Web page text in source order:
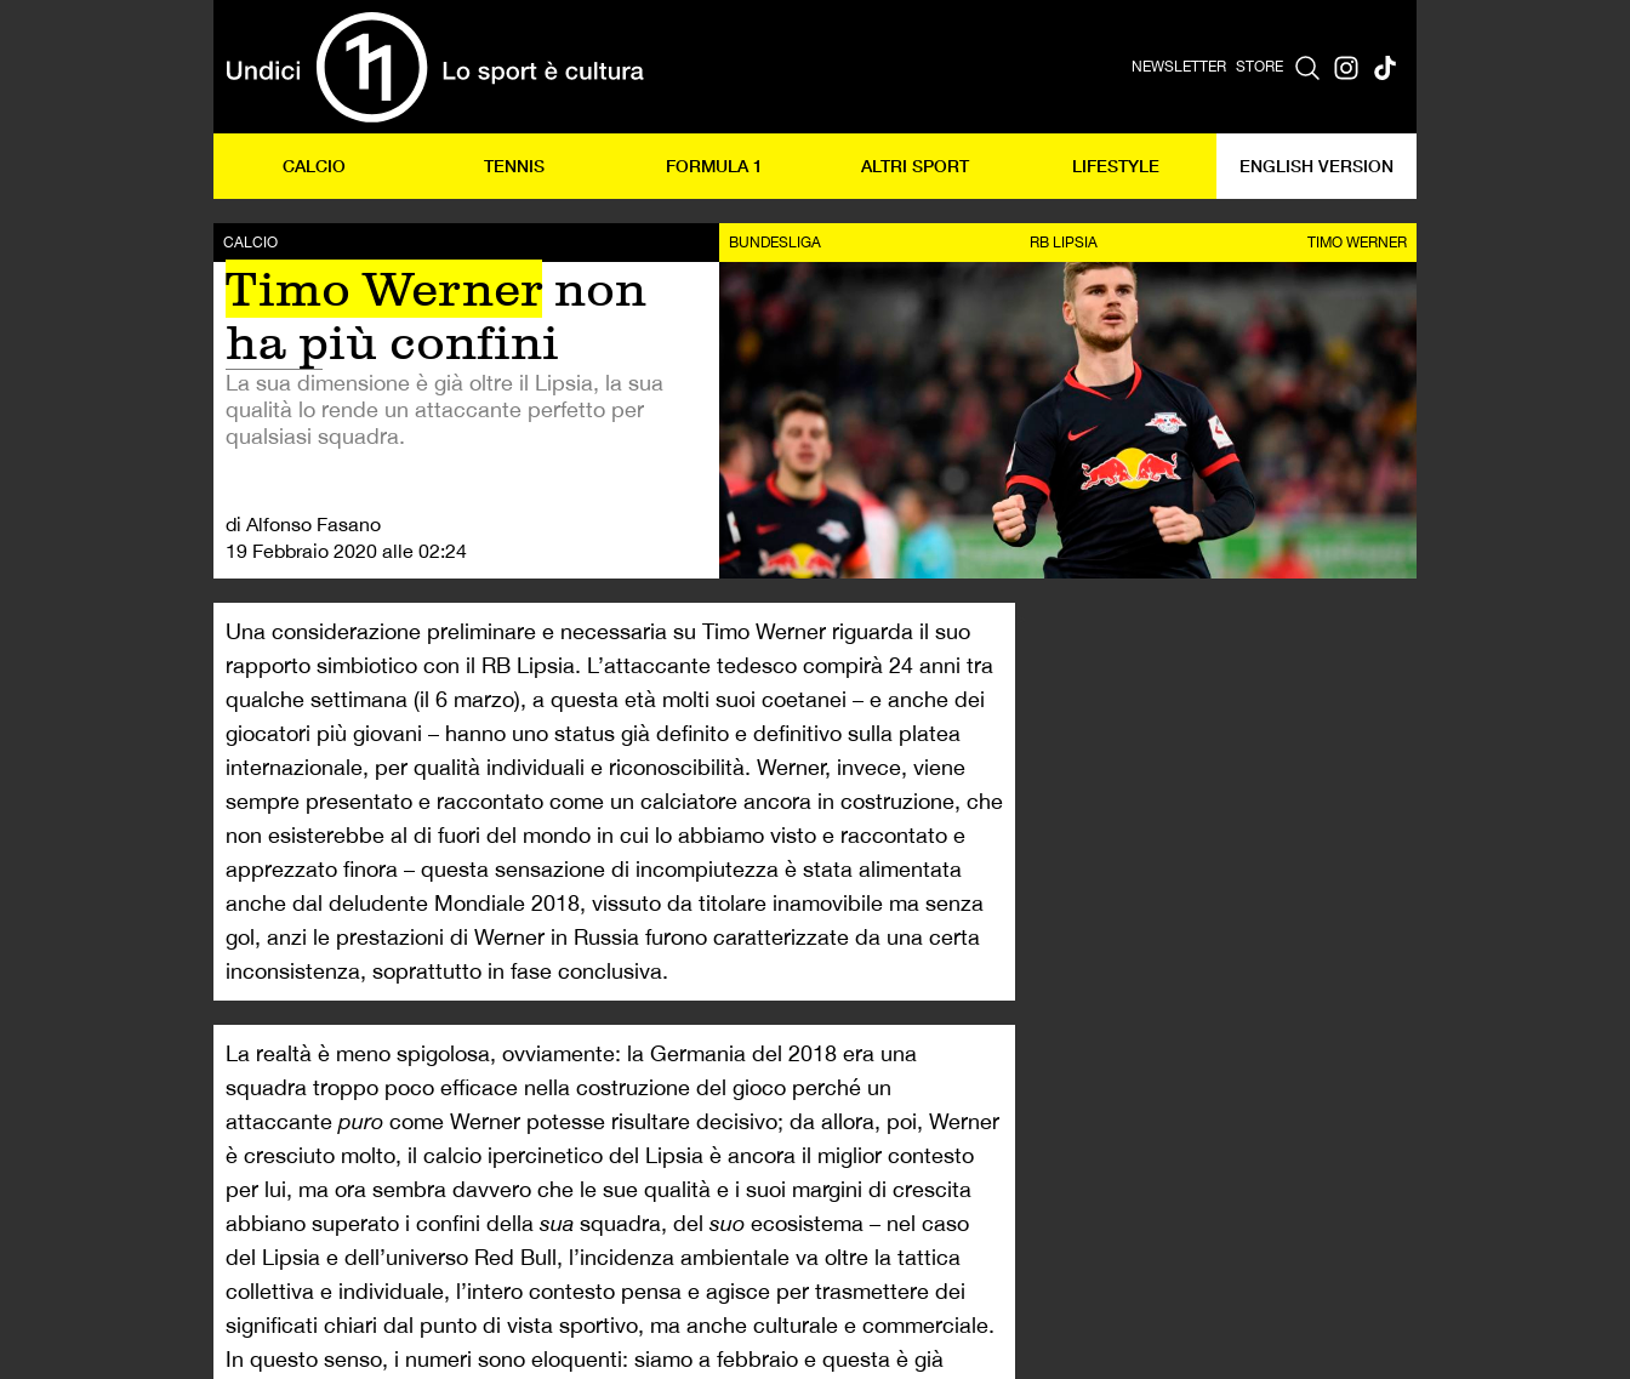
NEWSLETTER STORE
CALCIO TENNIS FORMULA 1 ALTRI SPORT LIFESTYLE ENGLISH VERSION
CALCIO
Timo Wernernon
ha più confini
La sua dimensione è già oltre il Lipsia, la sua
qualità lo rende un attaccante perfetto per
qualsiasi squadra.
di Alfonso Fasano
19 Febbraio 2020 alle 02:24
BUNDESLIGA RB LIPSIA TIMO WERNER
Una considerazione preliminare e necessaria su Timo Werner riguarda il suo
rapporto simbiotico con il RB Lipsia. L’attaccante tedesco compirà 24 anni tra
qualche settimana (il 6 marzo), a questa età molti suoi coetanei – e anche dei
giocatori più giovani – hanno uno status già definito e definitivo sulla platea
internazionale, per qualità individuali e riconoscibilità. Werner, invece, viene
sempre presentato e raccontato come un calciatore ancora in costruzione, che
non esisterebbe al di fuori del mondo in cui lo abbiamo visto e raccontato e
apprezzato finora – questa sensazione di incompiutezza è stata alimentata
anche dal deludente Mondiale 2018, vissuto da titolare inamovibile ma senza
gol, anzi le prestazioni di Werner in Russia furono caratterizzate da una certa
inconsistenza, soprattutto in fase conclusiva.
La realtà è meno spigolosa, ovviamente: la Germania del 2018 era una
squadra troppo poco efficace nella costruzione del gioco perché un
attaccante puro come Werner potesse risultare decisivo; da allora, poi, Werner
è cresciuto molto, il calcio ipercinetico del Lipsia è ancora il miglior contesto
per lui, ma ora sembra davvero che le sue qualità e i suoi margini di crescita
abbiano superato i confini della sua squadra, del suo ecosistema – nel caso
del Lipsia e dell’universo Red Bull, l’incidenza ambientale va oltre la tattica
collettiva e individuale, l’intero contesto pensa e agisce per trasmettere dei
significati chiari dal punto di vista sportivo, ma anche culturale e commerciale.
In questo senso, i numeri sono eloquenti: siamo a febbraio e questa è già